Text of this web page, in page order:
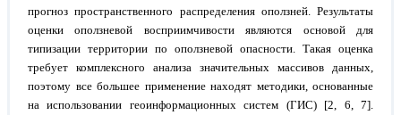
прогноз пространственного распределения оползней. Результаты
оценки оползневой восприимчивости являются основой для
типизации территории по оползневой опасности. Такая оценка
требует комплексного анализа значительных массивов данных,
поэтому все большее применение находят методики, основанные
на использовании геоинформационных систем (ГИС) [2, 6, 7].